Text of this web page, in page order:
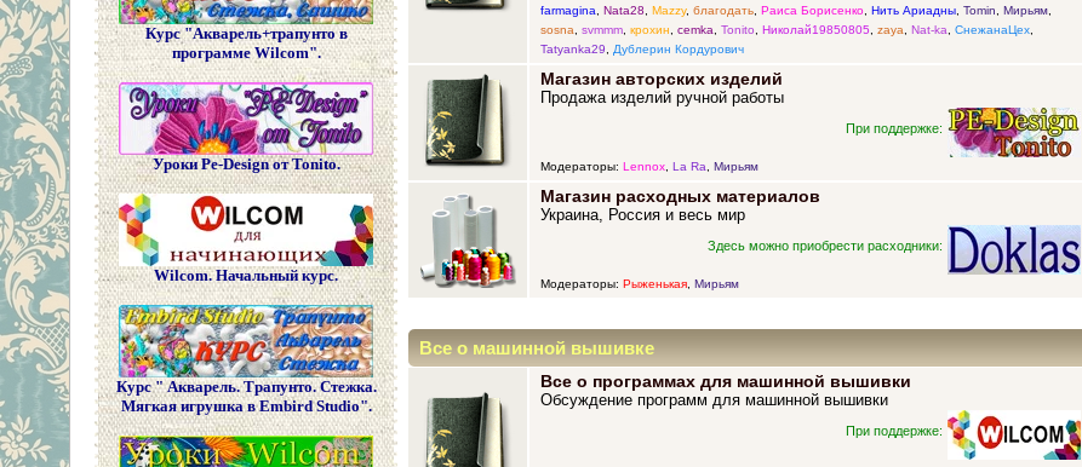
Курс "Акварель+трапунто в
программе Wilcom".
Уроки Pe-Design от Tonito.
Wilcom. Начальный курс.
Курс " Акварель. Трапунто. Стежка.
Мягкая игрушка в Embird Studio".
farmagina, Nata28, Mazzy, благодать, Раиса Борисенко, Нить Ариадны, Tomin, Мирьям,
sosna, svmmm, крохин, cemka, Tonito, Николай19850805, zaya, Nat-ka, СнежанаЦех,
Tatyanka29, Дублерин Кордурович
Магазин авторских изделий
Продажа изделий ручной работы
При поддержке:
Модераторы: Lennox, La Ra, Мирьям
Магазин расходных материалов
Украина, Россия и весь мир
Здесь можно приобрести расходники:
Модераторы: Рыженькая, Мирьям
Все о машинной вышивке
Все о программах для машинной вышивки
Обсуждение программ для машинной вышивки
При поддержке: